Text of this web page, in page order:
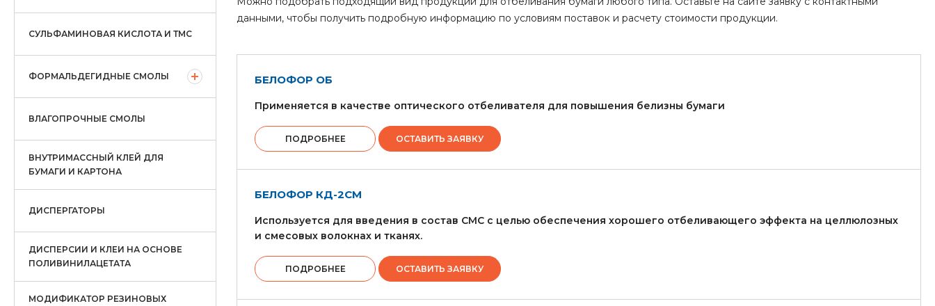
СУЛЬФАМИНОВАЯ КИСЛОТА И ТМС
ФОРМАЛЬДЕГИДНЫЕ СМОЛЫ
ВЛАГОПРОЧНЫЕ СМОЛЫ
ВНУТРИМАССНЫЙ КЛЕЙ ДЛЯ
БУМАГИ И КАРТОНА
ДИСПЕРГАТОРЫ
ДИСПЕРСИИ И КЛЕИ НА ОСНОВЕ
ПОЛИВИНИЛАЦЕТАТА
МОДИФИКАТОР РЕЗИНОВЫХ
данными, чтобы получить подробную информацию по условиям поставок и расчету стоимости продукции.
БЕЛОФОР ОБ
Применяется в качестве оптического отбеливателя для повышения белизны бумаги
ПОДРОБНЕЕ ОСТАВИТЬ ЗАЯВКУ
БЕЛОФОР КД-2СМ
Используется для введения в состав СМС с целью обеспечения хорошего отбеливающего эффекта на целлюлозных
и смесовых волокнах и тканях.
ПОДРОБНЕЕ ОСТАВИТЬ ЗАЯВКУ